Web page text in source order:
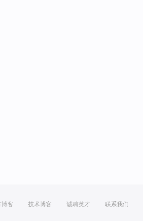
博客 技术博客 诚聘英才 联系我们